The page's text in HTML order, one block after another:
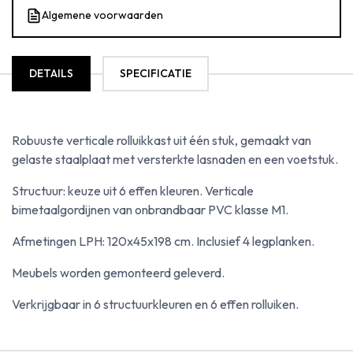
Algemene voorwaarden
DETAILS SPECIFICATIE
Robuuste verticale rolluikkast uit één stuk, gemaakt van
gelaste staalplaat met versterkte lasnaden en een voetstuk.
Structuur: keuze uit 6 effen kleuren. Verticale
bimetaalgordijnen van onbrandbaar PVC klasse M1.
Afmetingen LPH: 120x45x198 cm. Inclusief 4 legplanken.
Meubels worden gemonteerd geleverd.
Verkrijgbaar in 6 structuurkleuren en 6 effen rolluiken.